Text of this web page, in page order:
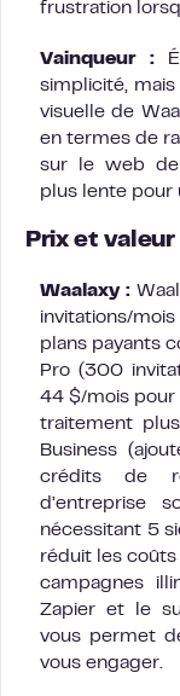
frustration
Vainqueur :
simplicité,
visuelle de
en termes de
sur le web de
plus lente pour
Prix et valeur
Waalaxy :
invitations/
plans payants
Pro (300
44 $/mois pour
traitement
Business
crédits de
d’entreprise
nécessitant 5
réduit les coûts
campagnes
Zapier et le
vous permet
vous engager.